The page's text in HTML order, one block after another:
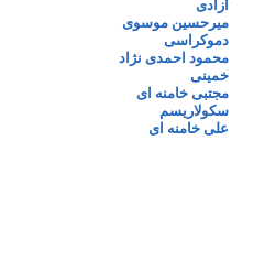
آزادی
میرحسین موسوی
دموکراسی
محمود احمدی نژاد
خمینی
مجتبی خامنه ای
سکولاریسم
علی خامنه ای